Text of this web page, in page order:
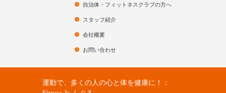
自治体・フィットネスクラブの方へ
スタッフ紹介
会社概要
お問い合わせ
運動で、多くの人の心と体を健康に！：